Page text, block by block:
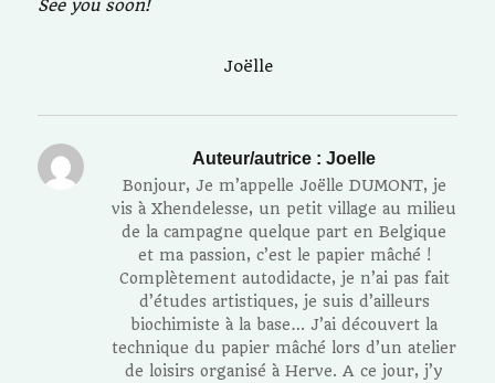
See you soon!
Joëlle
Auteur/autrice : Joelle
Bonjour, Je m’appelle Joëlle DUMONT, je
vis à Xhendelesse, un petit village au milieu
de la campagne quelque part en Belgique
et ma passion, c’est le papier mâché !
Complètement autodidacte, je n’ai pas fait
d’études artistiques, je suis d’ailleurs
biochimiste à la base… J’ai découvert la
technique du papier mâché lors d’un atelier
de loisirs organisé à Herve. A ce jour, j’y